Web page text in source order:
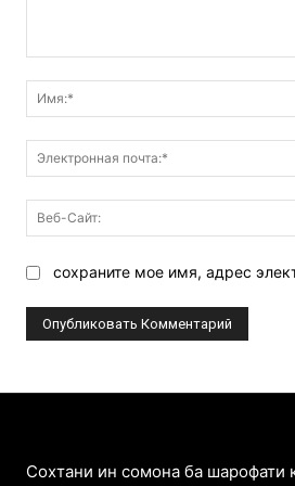
сохраните мое имя, адрес
Cохтани ин сомона ба шарофати